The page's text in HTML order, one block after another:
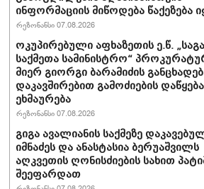
ინფორმაციის მიწოდება წაქეზება
რეზონანსი 07.08.2026
ოკუპირებული აფხაზეთის ე.წ.
საქმეთა სამინისტრო“
მიერ გიორგი ბარამიძის
დაკავშირებით გამოძიების
ეხმაურება
რეზონანსი 07.08.2026
გიგა ავალიანის საქმეზე
იმნაძეს და ანასტასია ბერუაშვილს
აღკვეთის ღონისძიების სახით
შეეფარდათ